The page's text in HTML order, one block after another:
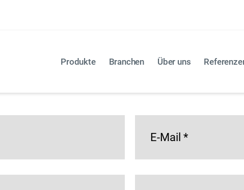
Produkte Branchen Über uns
möchten Sie etwas bestellen, oder gibt es ein anderes
Kontaktformular.
E-Mail *